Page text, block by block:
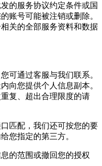
的服务协议约定条件或国
账号可能被注销或删除。
关的全部服务资料和数据
可通过客服与我们联系。
向您提供个人信息副本。
复、超出合理限度的请
匹配，我们还可按您的要
您指定的第三方。
的范围或撤回您的授权